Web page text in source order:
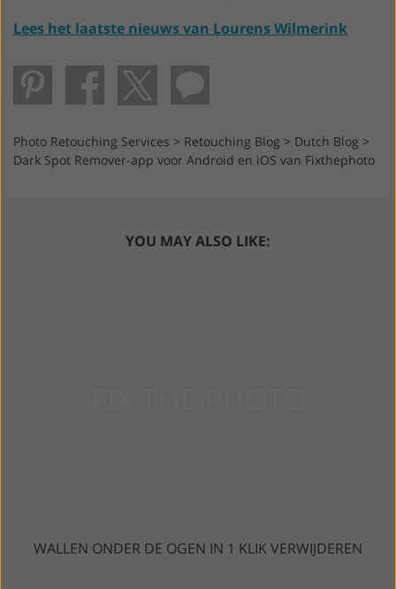
Lees het laatste nieuws van Lourens Wilmerink
Photo Retouching Services > Retouching Blog > Dutch Blog >
Dark Spot Remover-app voor Android en iOS van Fixthephoto
YOU MAY ALSO LIKE:
WALLEN ONDER DE OGEN IN 1 KLIK VERWIJDEREN